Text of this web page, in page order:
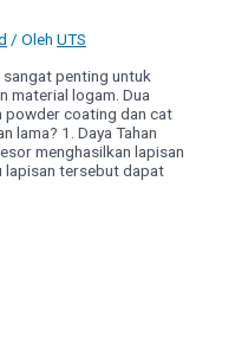
/ OlehUTS
penting untuk
material logam. Dua
powder coating dan cat
lama? 1. Daya Tahan
menghasilkan lapisan
lapisan tersebut dapat